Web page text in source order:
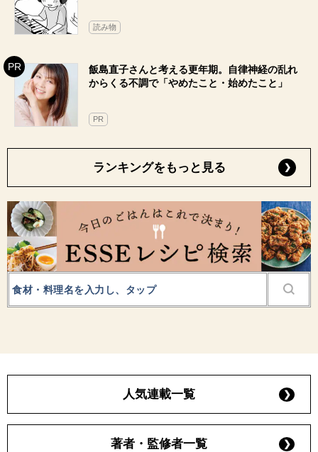
読み物
飯島直子さんと考える更年期。自律神経の乱れ
からくる不調で「やめたこと・始めたこと」
PR
ランキングをもっと見る
人気連載一覧
著者・監修者一覧